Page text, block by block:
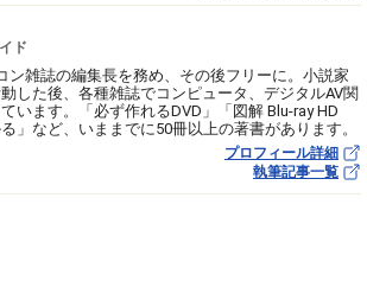
ド
ン雑誌の編集長を務め、その後フリーに。小説家
した後、各種雑誌でコンピュータ、デジタルAV関
います。「必ず作れるDVD」「図解 Blu-ray HD
」など、いままでに50冊以上の著書があります。
プロフィール詳細
執筆記事一覧